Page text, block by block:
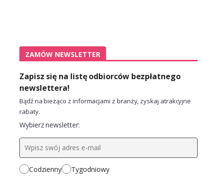
ZAMÓW NEWSLETTER
Zapisz się na listę odbiorców bezpłatnego
newslettera!
Bądź na bieżąco z informacjami z branży, zyskaj atrakcyjne
rabaty.
Wybierz newsletter:
Codzienny Tygodniowy